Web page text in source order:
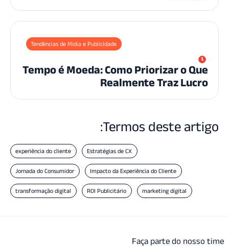
Tendências de Mídia e Publicidade
Tempo é Moeda: Como Priorizar o
Realmente Traz
Termos deste
Estratégias de CX
experiência do cliente
Impacto da Experiência do Cliente
Jornada do Consumidor
marketing digital
ROI Publicitário
transformação digital
Faça parte do